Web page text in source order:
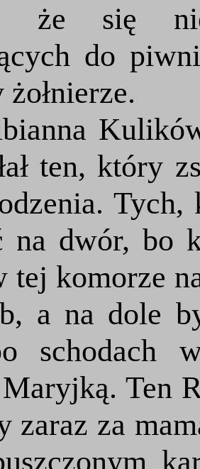
że się
do
ten, który
na dwór, bo
tej komorze
a na dole
schodach
Ten
zaraz za